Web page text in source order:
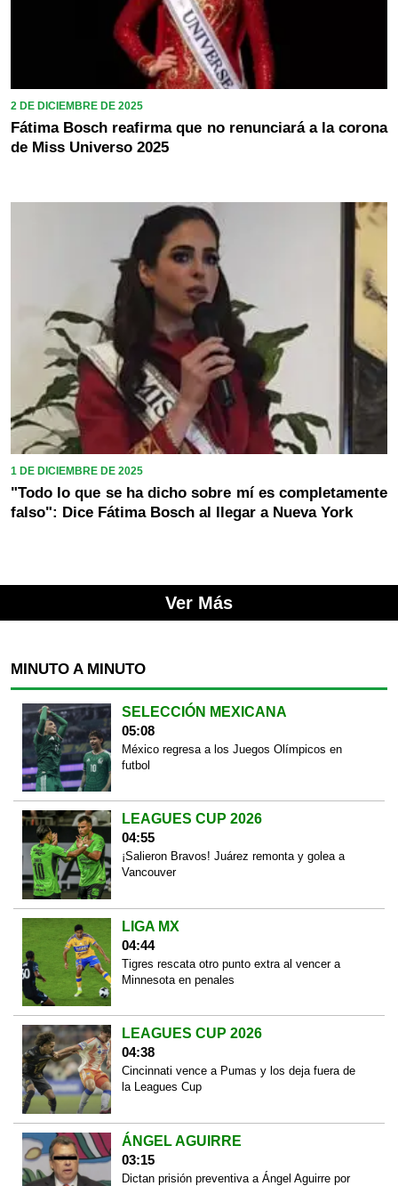
2 DE DICIEMBRE DE 2025
Fátima Bosch reafirma que no renunciará a la corona
de Miss Universo 2025
1 DE DICIEMBRE DE 2025
"Todo lo que se ha dicho sobre mí es completamente
falso": Dice Fátima Bosch al llegar a Nueva York
Ver Más
MINUTO A MINUTO
SELECCIÓN MEXICANA
05:08
México regresa a los Juegos Olímpicos en
futbol
LEAGUES CUP 2026
04:55
¡Salieron Bravos! Juárez remonta y golea a
Vancouver
LIGA MX
04:44
Tigres rescata otro punto extra al vencer a
Minnesota en penales
LEAGUES CUP 2026
04:38
Cincinnati vence a Pumas y los deja fuera de
la Leagues Cup
ÁNGEL AGUIRRE
03:15
Dictan prisión preventiva a Ángel Aguirre por